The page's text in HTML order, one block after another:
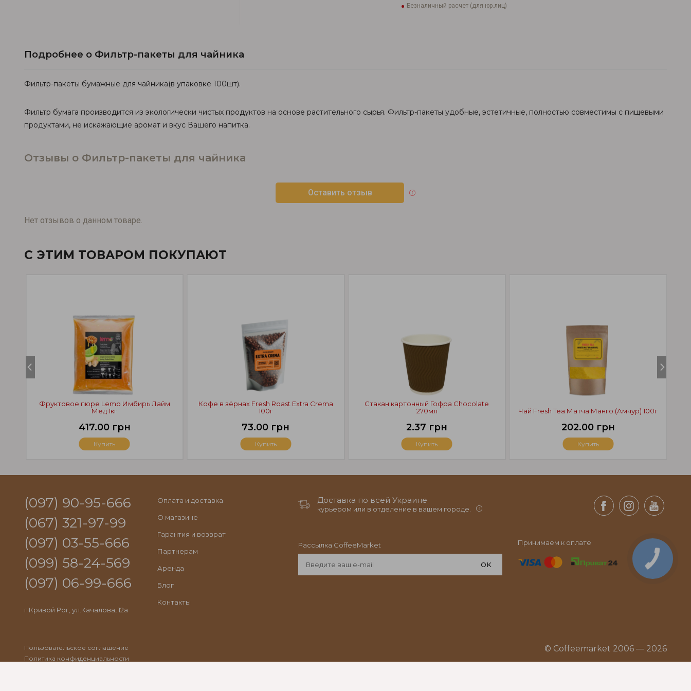
Безналичный расчет (для юр.лиц)
Подробнее о Фильтр-пакеты для чайника
Фильтр-пакеты бумажные для чайника(в упаковке 100шт).
Фильтр бумага производится из экологически чистых продуктов на основе растительного сырья. Фильтр-пакеты удобные, эстетичные, полностью совместимы с пищевыми
продуктами, не искажающие аромат и вкус Вашего напитка.
Отзывы о Фильтр-пакеты для чайника
Оставить отзыв
Нет отзывов о данном товаре.
С ЭТИМ ТОВАРОМ ПОКУПАЮТ
Чай Fresh Tea Матча Манго (Амчур) 100г
202.00 грн
Купить
Фруктовое пюре Lemo Имбирь Лайм
Мед 1кг
417.00 грн
Купить
Кофе в зёрнах Fresh Roast Extra Crema
100г
73.00 грн
Купить
Стакан картонный Гофра Chocolate
270мл
2.37 грн
Купить
(097) 90-95-666
(067) 321-97-99
(097) 03-55-666
(099) 58-24-569
(097) 06-99-666
г.Кривой Рог, ул.Качалова, 12а
Оплата и доставка
О магазине
Гарантия и возврат
Партнерам
Аренда
Блог
Контакты
Доставка по всей Украине
курьером или в отделение в вашем городе.
Рассылка CoffeeMarket
OK
Принимаем к оплате
Пользовательское соглашение
Политика конфиденциальности
© Coffeemarket 2006 — 2026